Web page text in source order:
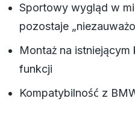
Sportowy wygląd w
pozostaje
Montaż na
funkcji
Kompatybilność z